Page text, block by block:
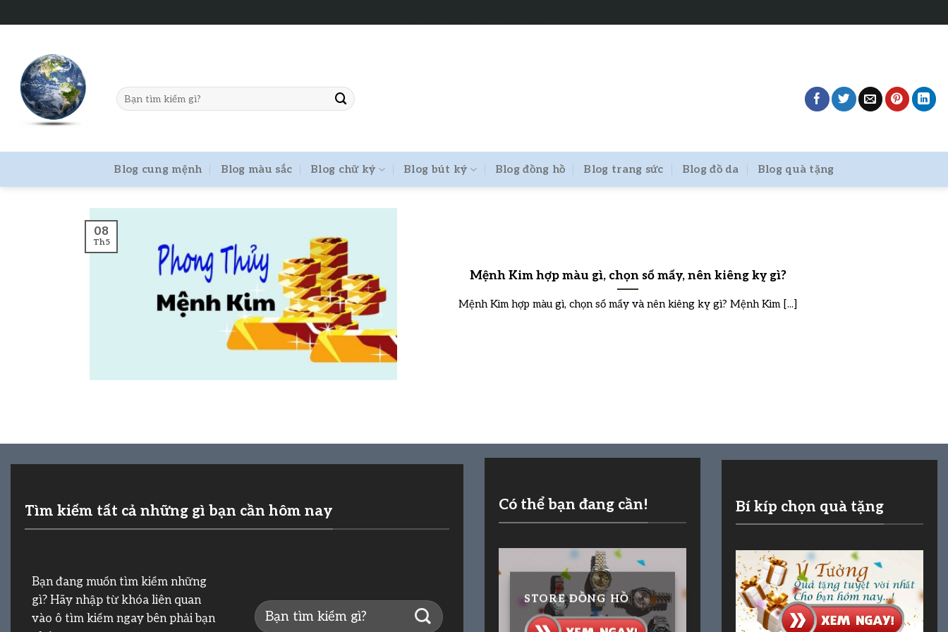
to
Blog cung mệnh Blog màu sắc Blog chữ ký Blog bút ký Blog đồng hồ Blog trang sức Blog đồ da Blog quà tặng
Mệnh Kim hợp màu gì, chọn số mấy, nên kiêng kỵ gì?
Mệnh Kim hợp màu gì, chọn số mấy và nên kiêng kỵ gì? Mệnh Kim [...]
08
Th5
Tìm kiếm tất cả những gì bạn cần hôm nay
Bạn đang muốn tìm kiếm những
gì? Hãy nhập từ khóa liên quan
vào ô tìm kiếm ngay bên phải bạn
Có thể bạn đang cần!
STORE ĐỒNG HỒ
Bí kíp chọn quà tặng